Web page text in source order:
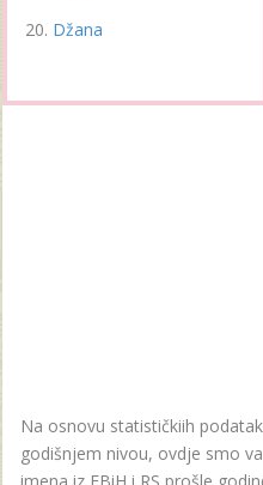
Džana
Na osnovu statističkiih
godišnjem nivou, ovdje smo